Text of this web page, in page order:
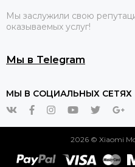
Мы заслужили свою
оказываемых услуг!
Мы в Telegram
МЫ В СОЦИАЛЬНЫХ СЕТЯХ
2026 © Xiaomi